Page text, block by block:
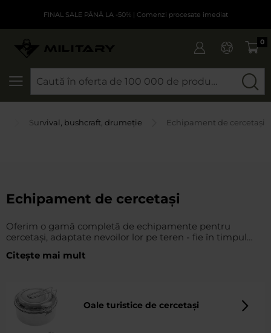
FINAL SALE PÂNĂ LA -50% | Comenzi procesate imediat
0
Survival, bushcraft, drumeție Echipament de cercetași
Echipament de cercetași
Oferim o gamă completă de echipamente pentru
cercetași, adaptate nevoilor lor pe teren - fie în timpul
Gama noastră include produse practice și fiabile care
indiferent de vreme sau locație.
Citește mai mult
Oale turistice de cercetași